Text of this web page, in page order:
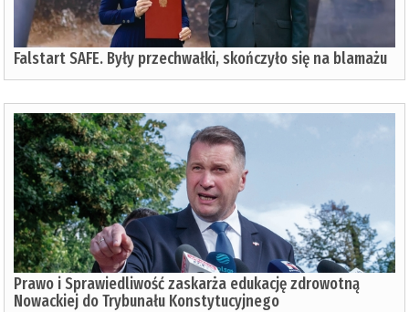
Falstart SAFE. Były przechwałki, skończyło się na blamażu
Prawo i Sprawiedliwość zaskarża edukację zdrowotną
Nowackiej do Trybunału Konstytucyjnego